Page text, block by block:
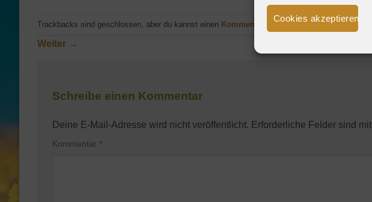
Cookies akzeptieren
Trackbacks sind geschlossen, aber du kannst einen Kommentar posten.
Weiter →
Schreibe einen Kommentar
Deine E-Mail-Adresse wird nicht veröffentlicht. Erforderliche Felder sind mit
Kommentar *